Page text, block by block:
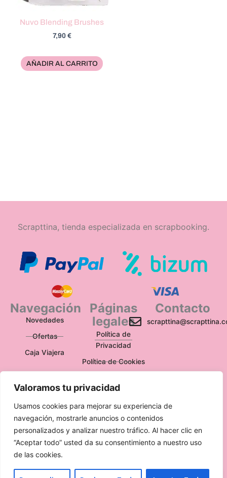
Valoramos tu privacidad
Usamos cookies para mejorar su experiencia de
navegación, mostrarle anuncios o contenidos
personalizados y analizar nuestro tráfico. Al hacer clic en
“Aceptar todo” usted da su consentimiento a nuestro uso
de las cookies.
Nuvo Blending Brushes
7,90 €
AÑADIR AL CARRITO
Scrapttina, tienda especializada en scrapbooking.
Navegación
Novedades
Ofertas
Caja Viajera
Páginas
legales
Política de
Privacidad
Política de Cookies
Devoluciones
Aviso Legal
Contacto